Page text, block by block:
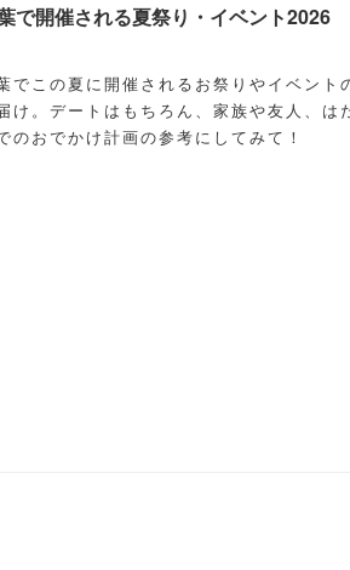
で開催される夏祭り・イベント2026
でこの夏に開催されるお祭りやイベント
け。デートはもちろん、家族や友人、は
のおでかけ計画の参考にしてみて！